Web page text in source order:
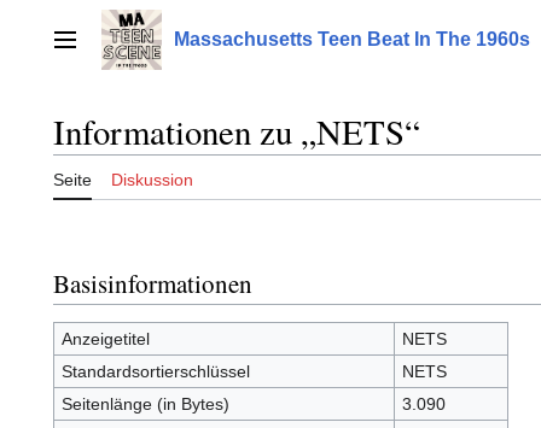
springenHauptmenü Massachusetts Teen Beat In The 1960s
Informationen zu „NETS“
Seite Diskussion
Basisinformationen
Anzeigetitel
NETS
Standardsortierschlüssel
NETS
Seitenlänge (in Bytes)
3.090